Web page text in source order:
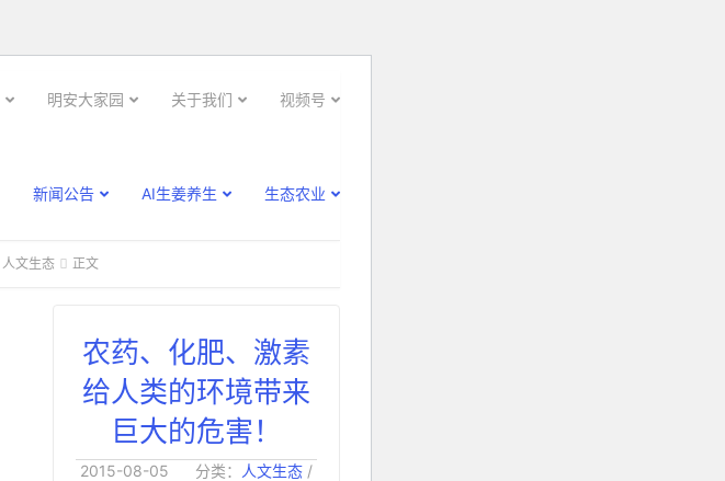
新闻公告
AI生姜养生 生态农业
明安大家园 关于我们 视频号

人文生态  正文
农药、化肥、激素
给人类的环境带来
巨大的危害！
2015-08-05 分类： 人文生态 /